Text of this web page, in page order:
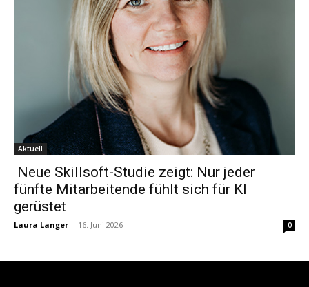
Aktuell
Neue Skillsoft-Studie zeigt: Nur jeder
fünfte Mitarbeitende fühlt sich für KI
gerüstet
Laura Langer - 16. Juni 2026 0